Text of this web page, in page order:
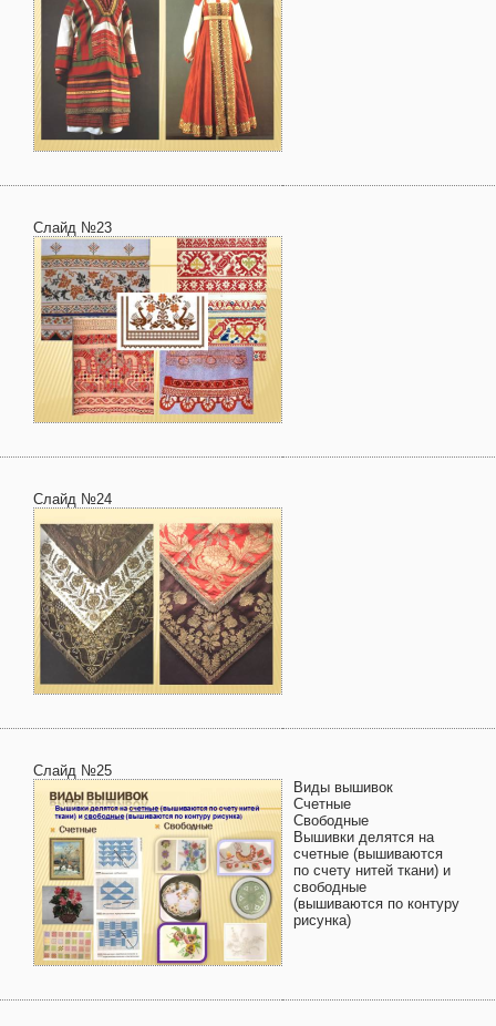
Слайд №23
Слайд №24
Слайд №25
Виды вышивок
Счетные
Свободные
Вышивки делятся на
счетные (вышиваются
по счету нитей ткани) и
свободные
(вышиваются по контуру
рисунка)